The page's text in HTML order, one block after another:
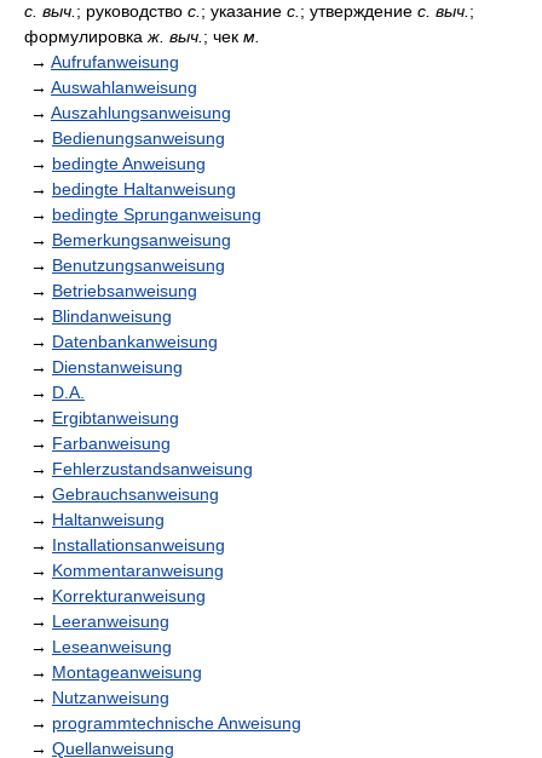
с. выч. ; руководство с. ; указание с. ; утверждение с. выч. ;
формулировка ж. выч. ; чек м.
→ Aufrufanweisung
→ Auswahlanweisung
→ Auszahlungsanweisung
→ Bedienungsanweisung
→ bedingte Anweisung
→ bedingte Haltanweisung
→ bedingte Sprunganweisung
→ Bemerkungsanweisung
→ Benutzungsanweisung
→ Betriebsanweisung
→ Blindanweisung
→ Datenbankanweisung
→ Dienstanweisung
→ D.A.
→ Ergibtanweisung
→ Farbanweisung
→ Fehlerzustandsanweisung
→ Gebrauchsanweisung
→ Haltanweisung
→ Installationsanweisung
→ Kommentaranweisung
→ Korrekturanweisung
→ Leeranweisung
→ Leseanweisung
→ Montageanweisung
→ Nutzanweisung
→ programmtechnische Anweisung
→ Quellanweisung